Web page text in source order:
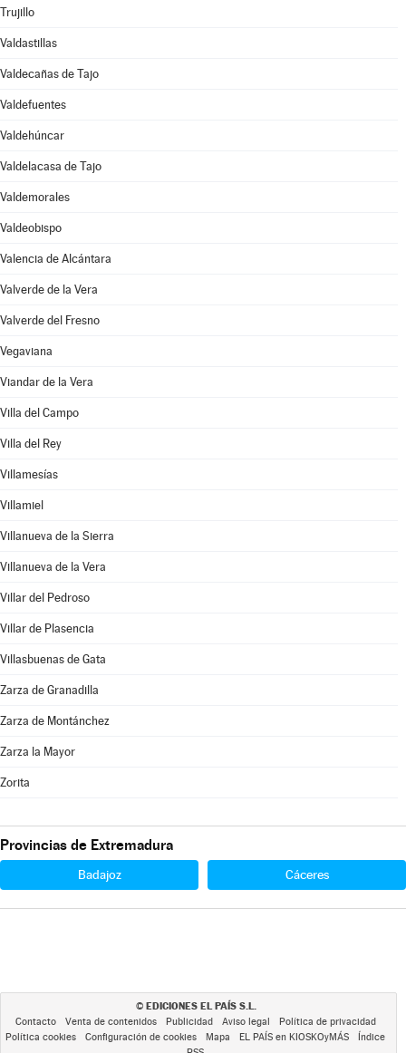
Trujillo
Valdastillas
Valdecañas de Tajo
Valdefuentes
Valdehúncar
Valdelacasa de Tajo
Valdemorales
Valdeobispo
Valencia de Alcántara
Valverde de la Vera
Valverde del Fresno
Vegaviana
Viandar de la Vera
Villa del Campo
Villa del Rey
Villamesías
Villamiel
Villanueva de la Sierra
Villanueva de la Vera
Villar del Pedroso
Villar de Plasencia
Villasbuenas de Gata
Zarza de Granadilla
Zarza de Montánchez
Zarza la Mayor
Zorita
Provincias de Extremadura
Badajoz Cáceres
© EDICIONES EL PAÍS S.L.
Contacto Venta de contenidos Publicidad Aviso legal
Política de privacidad
Política cookies
Configuración de cookies Mapa EL PAÍS en KIOSKOyMÁS
Índice